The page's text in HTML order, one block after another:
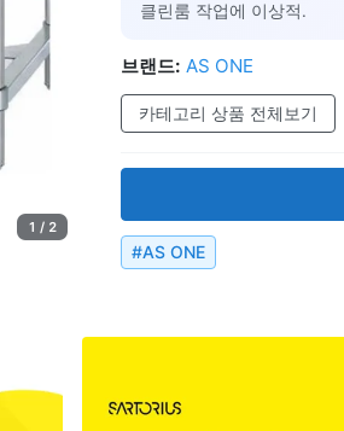
1 / 2
클린룸 작업에 이상적.
브랜드: AS ONE
카테고리 상품 전체보기
#AS ONE